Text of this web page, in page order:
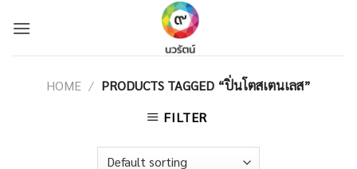
HOME / PRODUCTS TAGGED “ปิ่นโตสเตนเลส”
FILTER